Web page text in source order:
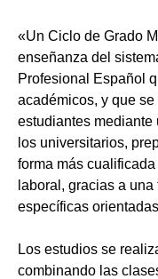
«Un Ciclo de Grado
enseñanza del
Profesional Español
académicos, y que
estudiantes mediante
los universitarios,
forma más
laboral, gracias a
específicas
Los estudios se
combinando las